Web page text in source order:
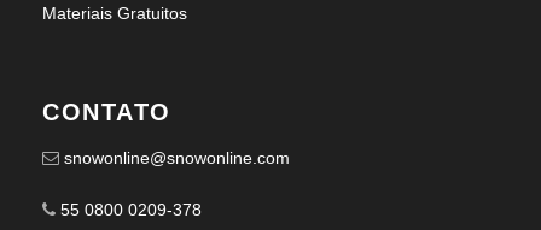
Materiais Gratuitos
CONTATO
snowonline@snowonline.com
55 0800 0209-378